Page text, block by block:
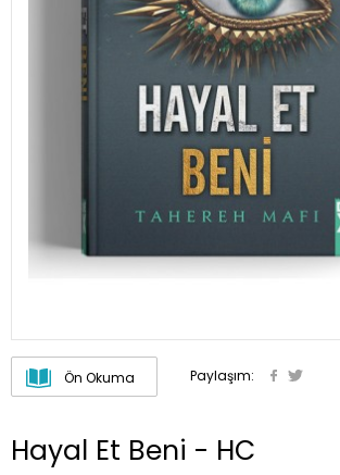
Ön Okuma Paylaşım:
Hayal Et Beni - HC